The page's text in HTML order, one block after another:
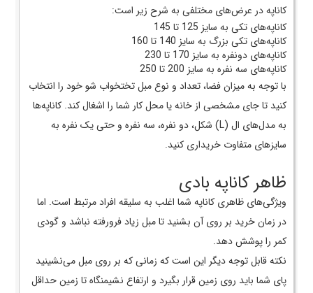
کاناپه در عرض‌های مختلفی به شرح زیر است:
کاناپه‌های تکی به سایز 125 تا 145
کاناپه‌های تکی بزرگ به سایز 140 تا 160
کاناپه‌های دونفره به سایز 170 تا 230
کاناپه‌های سه نفره به سایز 200 تا 250
با توجه به میزان فضا، تعداد و نوع مبل تختخواب شو خود را انتخاب
کنید تا جای مشخصی از خانه یا محل کار شما را اشغال کند. کاناپه‌ها
به مدل‌های ال (L) شکل، دو نفره، سه نفره و حتی یک نفره به
سایزهای متفاوت خریداری کنید.
ظاهر کاناپه بادی
ویژگی‌های ظاهری کاناپه شما اغلب به سلیقه افراد مرتبط است. اما
در زمان خرید بر روی آن بشنید تا مبل زیاد فرورفته نباشد و گودی
کمر را پوشش دهد.
نکته قابل توجه دیگر این است که زمانی که بر روی مبل می‌نشینید
پای شما باید روی زمین قرار بگیرد و ارتفاع نشیمنگاه تا زمین حداقل